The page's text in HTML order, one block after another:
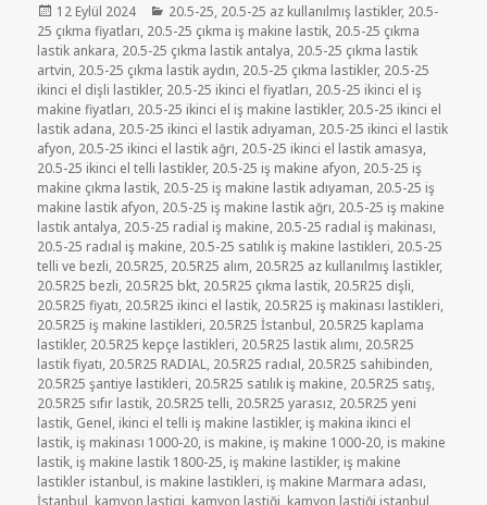
Yayın
tarihi
12 Eylül 2024 Kategoriler
20.5-25, 20.5-25 az kullanılmış lastikler, 20.5-
25 çıkma fiyatları, 20.5-25 çıkma iş makine lastik, 20.5-25 çıkma
lastik ankara, 20.5-25 çıkma lastik antalya, 20.5-25 çıkma lastik
artvin, 20.5-25 çıkma lastik aydın, 20.5-25 çıkma lastikler, 20.5-25
ikinci el dişli lastikler, 20.5-25 ikinci el fiyatları, 20.5-25 ikinci el iş
makine fiyatları, 20.5-25 ikinci el iş makine lastikler, 20.5-25 ikinci el
lastik adana, 20.5-25 ikinci el lastik adıyaman, 20.5-25 ikinci el lastik
afyon, 20.5-25 ikinci el lastik ağrı, 20.5-25 ikinci el lastik amasya,
20.5-25 ikinci el telli lastikler, 20.5-25 iş makine afyon, 20.5-25 iş
makine çıkma lastik, 20.5-25 iş makine lastik adıyaman, 20.5-25 iş
makine lastik afyon, 20.5-25 iş makine lastik ağrı, 20.5-25 iş makine
lastik antalya, 20.5-25 radial iş makine, 20.5-25 radıal iş makinası,
20.5-25 radıal iş makine, 20.5-25 satılık iş makine lastikleri, 20.5-25
telli ve bezli, 20.5R25, 20.5R25 alım, 20.5R25 az kullanılmış lastikler,
20.5R25 bezli, 20.5R25 bkt, 20.5R25 çıkma lastik, 20.5R25 dişli,
20.5R25 fiyatı, 20.5R25 ikinci el lastik, 20.5R25 iş makinası lastikleri,
20.5R25 iş makine lastikleri, 20.5R25 İstanbul, 20.5R25 kaplama
lastikler, 20.5R25 kepçe lastikleri, 20.5R25 lastik alımı, 20.5R25
lastik fiyatı, 20.5R25 RADIAL, 20.5R25 radıal, 20.5R25 sahibinden,
20.5R25 şantiye lastikleri, 20.5R25 satılık iş makine, 20.5R25 satış,
20.5R25 sıfır lastik, 20.5R25 telli, 20.5R25 yarasız, 20.5R25 yeni
lastik, Genel, ikinci el telli iş makine lastikler, iş makina ikinci el
lastik, iş makinası 1000-20, is makine, iş makine 1000-20, is makine
lastik, iş makine lastik 1800-25, iş makine lastikler, iş makine
lastikler istanbul, is makine lastikleri, iş makine Marmara adası,